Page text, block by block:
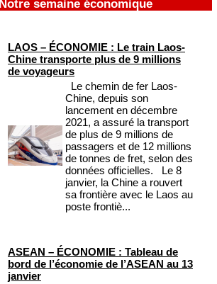
Notre semaine économique
LAOS – ÉCONOMIE : Le train Laos-
Chine transporte plus de 9 millions
de voyageurs
Le chemin de fer Laos-
Chine, depuis son
lancement en décembre
2021, a assuré la transport
de plus de 9 millions de
passagers et de 12 millions
de tonnes de fret, selon des
données officielles. Le 8
janvier, la Chine a rouvert
sa frontière avec le Laos au
poste frontiè...
ASEAN – ÉCONOMIE : Tableau de
bord de l’économie de l’ASEAN au 13
janvier